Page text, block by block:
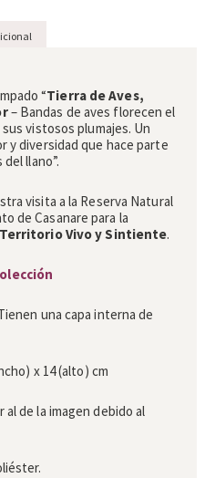
“Tierra de Aves,
– Bandas de aves florecen el
vistosos plumajes. Un
y diversidad que hace parte
llano”.
visita a la Reserva Natural
de Casanare para la
Vivo y Sintiente.
una capa interna de
x 14 (alto) cm
al de la imagen debido al